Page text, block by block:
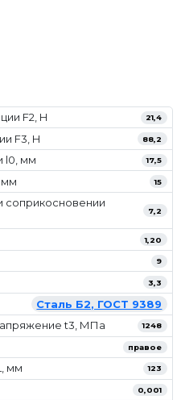
F2, Н 21,4
F3, Н 88,2
l0, мм 17,5
мм 15
соприкосновении
7,2
1,20
9
3,3
Сталь Б2, ГОСТ 9389
t3, МПа
1248
правое
мм 123
0,001